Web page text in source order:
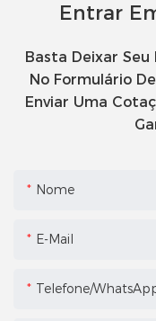
Entrar
Basta Deixar Seu
No Formulário
Enviar Uma
Nome
E-Mail
Telefone/